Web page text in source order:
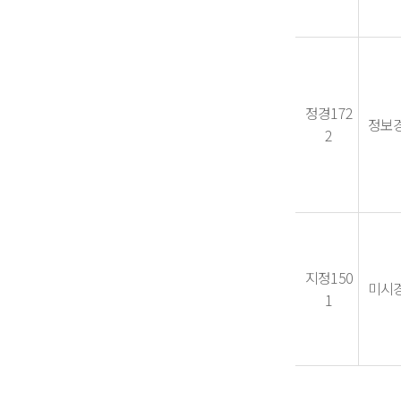
정경172
2
정보
지정150
1
미시